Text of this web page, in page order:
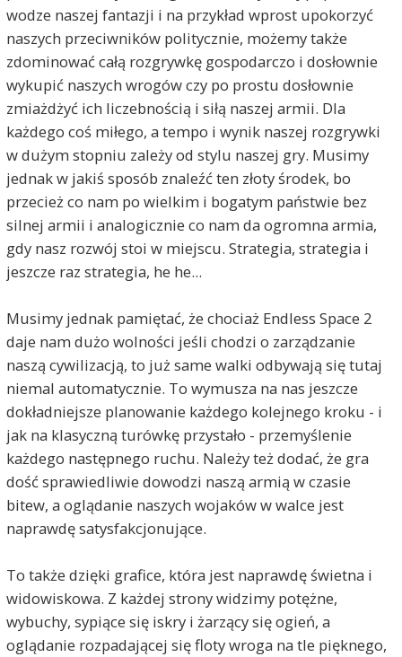
wodze naszej fantazji i na przykład wprost upokorzyć
naszych przeciwników politycznie, możemy także
zdominować całą rozgrywkę gospodarczo i dosłownie
wykupić naszych wrogów czy po prostu dosłownie
zmiażdżyć ich liczebnością i siłą naszej armii. Dla
każdego coś miłego, a tempo i wynik naszej rozgrywki
w dużym stopniu zależy od stylu naszej gry. Musimy
jednak w jakiś sposób znaleźć ten złoty środek, bo
przecież co nam po wielkim i bogatym państwie bez
silnej armii i analogicznie co nam da ogromna armia,
gdy nasz rozwój stoi w miejscu. Strategia, strategia i
jeszcze raz strategia, he he...
Musimy jednak pamiętać, że chociaż Endless Space 2
daje nam dużo wolności jeśli chodzi o zarządzanie
naszą cywilizacją, to już same walki odbywają się tutaj
niemal automatycznie. To wymusza na nas jeszcze
dokładniejsze planowanie każdego kolejnego kroku - i
jak na klasyczną turówkę przystało - przemyślenie
każdego następnego ruchu. Należy też dodać, że gra
dość sprawiedliwie dowodzi naszą armią w czasie
bitew, a oglądanie naszych wojaków w walce jest
naprawdę satysfakcjonujące.
To także dzięki grafice, która jest naprawdę świetna i
widowiskowa. Z każdej strony widzimy potężne,
wybuchy, sypiące się iskry i żarzący się ogień, a
oglądanie rozpadającej się floty wroga na tle pięknego,